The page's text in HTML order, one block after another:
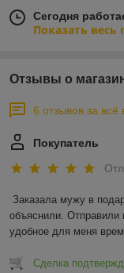
Сегодня
Показать весь
Отзывы о
6 отзывов за всё
Покупатель
Заказала мужу в
объяснили. Отправили
удобное для меня
Сделка